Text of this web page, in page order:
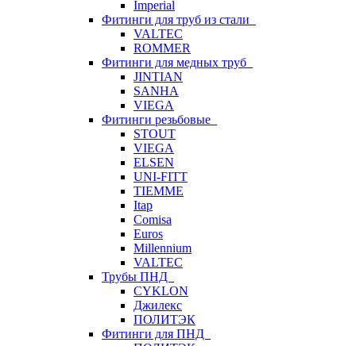
Imperial
Фитинги для труб из стали
VALTEC
ROMMER
Фитинги для медных труб
JINTIAN
SANHA
VIEGA
Фитинги резьбовые
STOUT
VIEGA
ELSEN
UNI-FITT
TIEMME
Itap
Comisa
Euros
Millennium
VALTEC
Трубы ПНД
CYKLON
Джилекс
ПОЛИТЭК
Фитинги для ПНД